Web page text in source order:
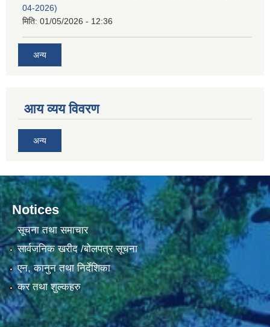
04-2026)
मिति: 01/05/2026 - 12:36
अन्य
आय व्यय विवरण
अन्य
Notices
सूचना तथा समाचार
सार्वजनिक खरीद /बोलपत्र सूचना
एन, कानुन तथा निर्देशिका
कर तथा शुल्कहरु